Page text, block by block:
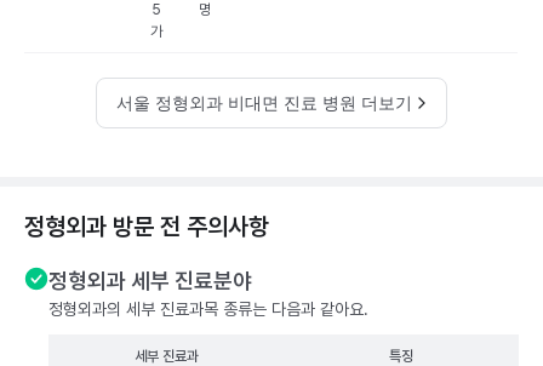
5
가
명
서울 정형외과 비대면 진료 병원 더보기
정형외과 방문 전 주의사항
정형외과 세부 진료분야
정형외과의 세부 진료과목 종류는 다음과 같아요.
세부 진료과 특징